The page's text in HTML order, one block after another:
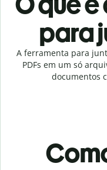
para
A ferramenta para
PDFs em um só
documentos